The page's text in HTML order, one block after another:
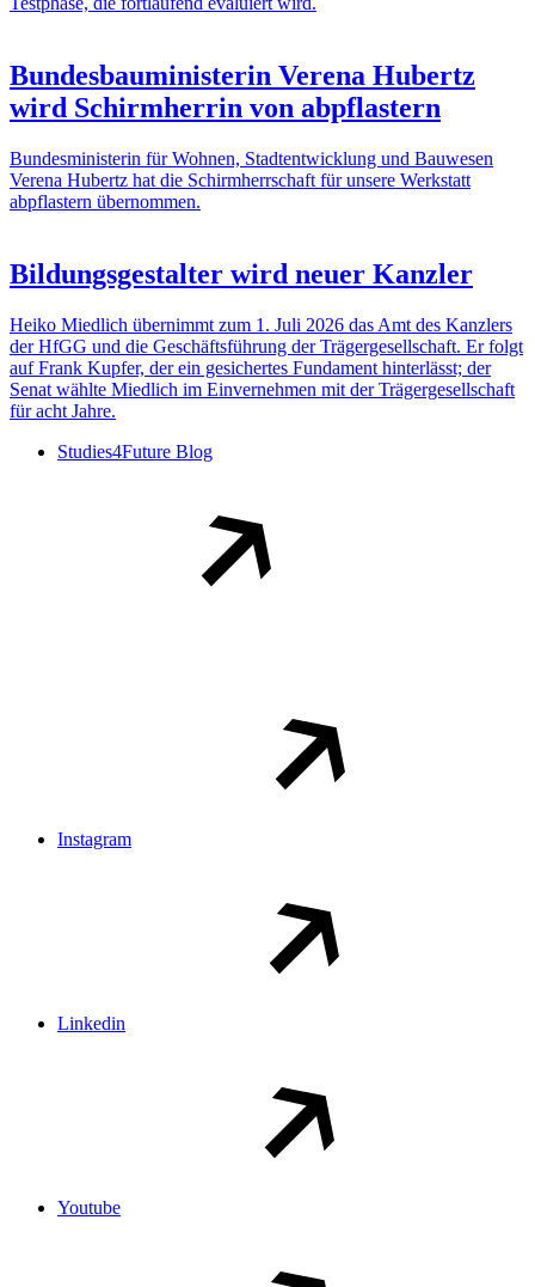
Bundesbauministerin Verena Hubertz
wird Schirmherrin von abpflastern
Bundesministerin für Wohnen, Stadtentwicklung und Bauwesen
Verena Hubertz hat die Schirmherrschaft für unsere Werkstatt
abpflastern übernommen.
Bildungsgestalter wird neuer Kanzler
Heiko Miedlich übernimmt zum 1. Juli 2026 das Amt des Kanzlers
der HfGG und die Geschäftsführung der Trägergesellschaft. Er folgt
auf Frank Kupfer, der ein gesichertes Fundament hinterlässt; der
Senat wählte Miedlich im Einvernehmen mit der Trägergesellschaft
für acht Jahre.
Studies4Future Blog
Instagram
Linkedin
Youtube